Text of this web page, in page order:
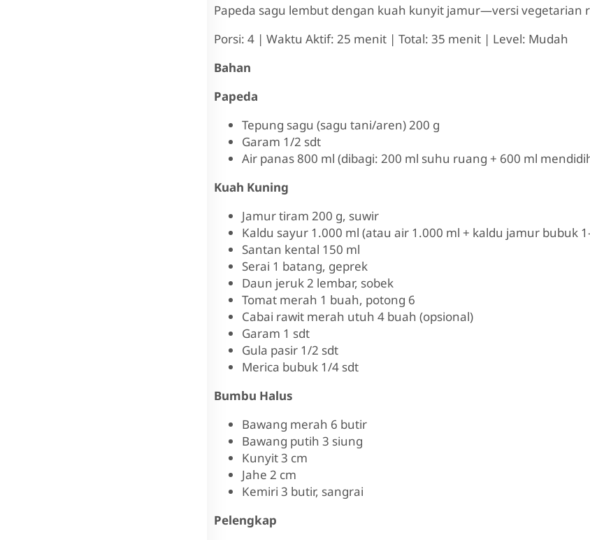
Papeda sagu lembut dengan kuah kunyit jamur—versi vegetarian
Porsi: 4 | Waktu Aktif: 25 menit | Total: 35 menit | Level: Mudah
Bahan
Papeda
Tepung sagu (sagu tani/aren) 200 g
Garam 1/2 sdt
Air panas 800 ml (dibagi: 200 ml suhu ruang + 600 ml
Kuah Kuning
Jamur tiram 200 g, suwir
Kaldu sayur 1.000 ml (atau air 1.000 ml + kaldu jamur bubuk
Santan kental 150 ml
Serai 1 batang, geprek
Daun jeruk 2 lembar, sobek
Tomat merah 1 buah, potong 6
Cabai rawit merah utuh 4 buah (opsional)
Garam 1 sdt
Gula pasir 1/2 sdt
Merica bubuk 1/4 sdt
Bumbu Halus
Bawang merah 6 butir
Bawang putih 3 siung
Kunyit 3 cm
Jahe 2 cm
Kemiri 3 butir, sangrai
Pelengkap